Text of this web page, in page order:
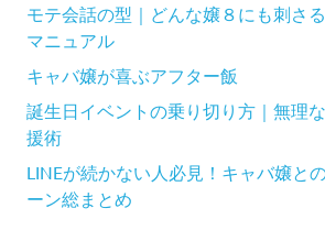
モテ会話の型｜どんな嬢８にも刺さ
マニュアル
キャバ嬢が喜ぶアフター飯
誕生日イベントの乗り切り方｜無理
援術
LINEが続かない人必見！キャバ嬢と
ーン総まとめ